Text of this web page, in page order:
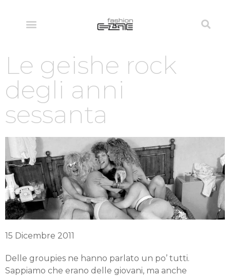
Le geishe rock
degli anni
sessanta
15 Dicembre 2011
Delle groupies ne hanno parlato un po’ tutti.
Sappiamo che erano delle giovani, ma anche